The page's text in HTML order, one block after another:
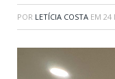
POR LETÍCIA COSTA EM 24